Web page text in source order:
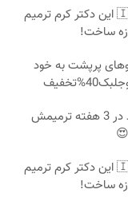
برای اولین بار در ایران🇮🇷 این دکتر کرم ترمیم
از 3ماه موهای پرپشت به خود
جای بخیه داری؟؟ فقط در 3 هفته ترمیمش
برای اولین بار در ایران🇮🇷 این دکتر کرم ترمیم